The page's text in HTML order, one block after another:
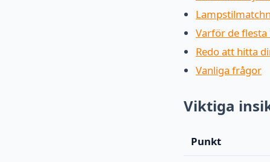
Varför de
Redo att hitta
Vanliga frågor
Viktiga
Punkt